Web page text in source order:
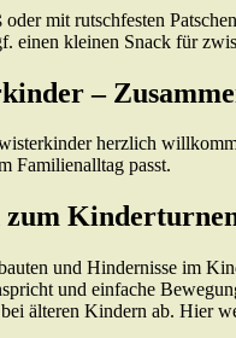
mit rutschfesten
einen kleinen Snack für
–
herzlich
Familienalltag passt.
zum
und Hindernisse im
und einfache
älteren Kindern ab. Hier